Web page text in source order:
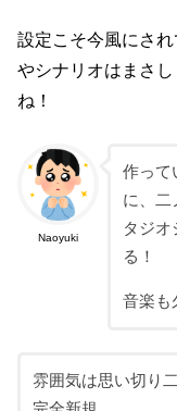
設定こそ今風にさ
やシナリオはまさ
ね！
Naoyuki
作って
に、二
タジオ
る！
音楽も
雰囲気は思い切り